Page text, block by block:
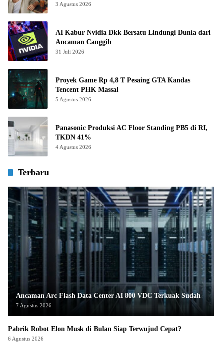
3 Agustus 2026
AI Kabur Nvidia Dkk Bersatu Lindungi Dunia dari
Ancaman Canggih
31 Juli 2026
Proyek Game Rp 4,8 T Pesaing GTA Kandas
Tencent PHK Massal
5 Agustus 2026
Panasonic Produksi AC Floor Standing PB5 di RI,
TKDN 41%
4 Agustus 2026
Terbaru
Ancaman Arc Flash Data Center AI 800 VDC Terkuak Sudah
7 Agustus 2026
Pabrik Robot Elon Musk di Bulan Siap Terwujud Cepat?
6 Agustus 2026